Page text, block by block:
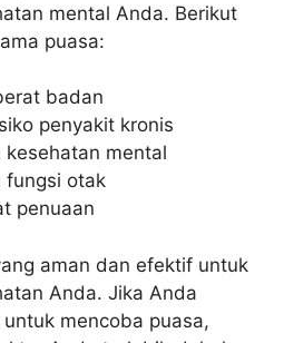
mental Anda. Berikut
puasa:
badan
penyakit kronis
kesehatan mental
fungsi otak
penuaan
aman dan efektif untuk
Anda. Jika Anda
mencoba puasa,